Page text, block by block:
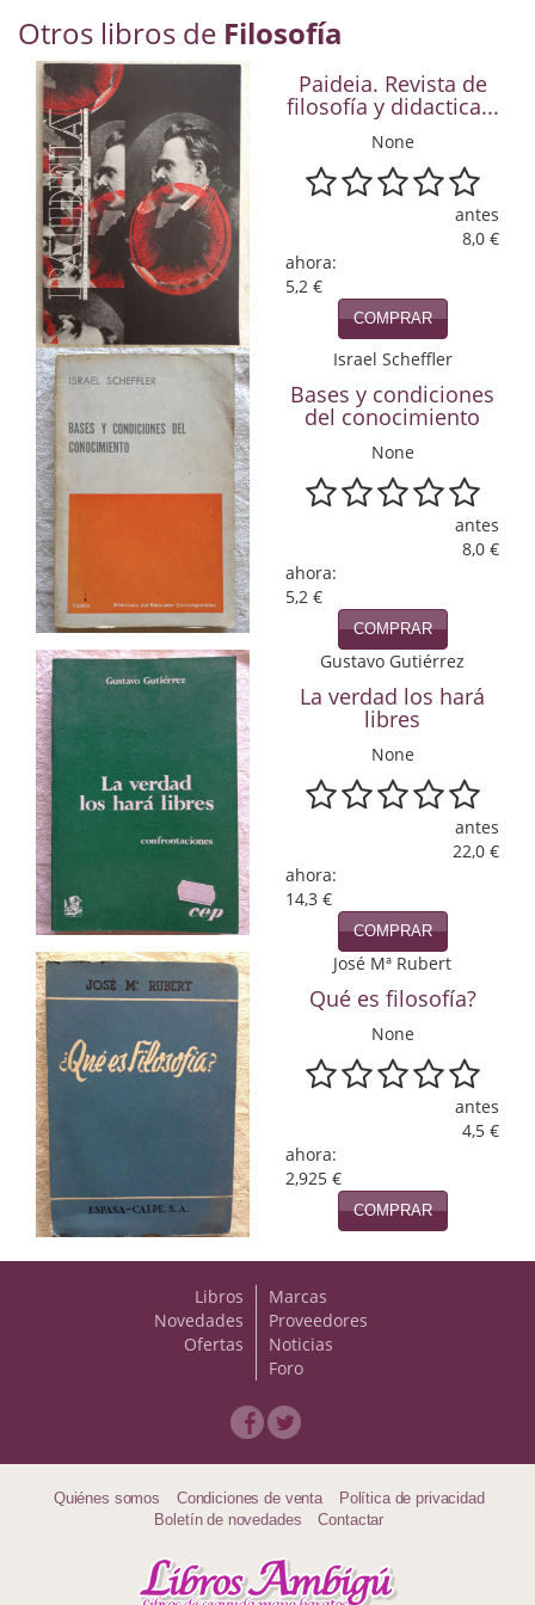
Enciclopedias
Ensayo
Ensayo literario
Filosofía
Física y Química
Física y química
Guerra Civil Española
Historia
historia
Infantil y juvenil
Infantil y juvenil. Nuevo!!
Infantil y juvenil. Nuevo!!!
Informática
Literatura fantástica
Literatura hispanoamericana
Local
Mafia y espionaje
Matemáticas
Medicina
Música
Naturaleza
Novela Extranjera
Novela fantástica
Novela histórica
Papás, Mamás, Bebés…
Otros libros de Filosofía
Paideia. Revista de
filosofía y didactica...
None
antes
8,0 €
ahora:
5,2 €
COMPRAR
Israel Scheffler
Bases y condiciones
del conocimiento
None
antes
8,0 €
ahora:
5,2 €
COMPRAR
Gustavo Gutiérrez
La verdad los hará
libres
None
antes
22,0 €
ahora:
14,3 €
COMPRAR
José Mª Rubert
Qué es filosofía?
None
antes
4,5 €
ahora:
2,925 €
COMPRAR
Libros
Novedades
Ofertas
Marcas
Proveedores
Noticias
Foro
Quiénes somos Condiciones de venta
Política de privacidad
Boletín de novedades
Contactar